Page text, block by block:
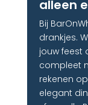
alleen
Bij
drankjes.
jouw feest
compleet
rekenen
elegant